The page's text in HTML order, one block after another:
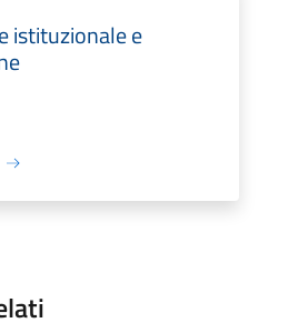
istituzionale e